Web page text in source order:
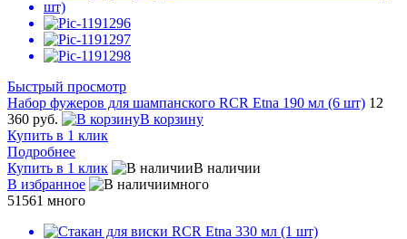
Быстрый просмотр
Набор фужеров для шампанского RCR Etna 190 мл (6 шт) 12
360 руб.
В корзину
Купить в 1 клик
Подробнее
Купить в 1 клик
В наличии
В избранное
много
51561 много